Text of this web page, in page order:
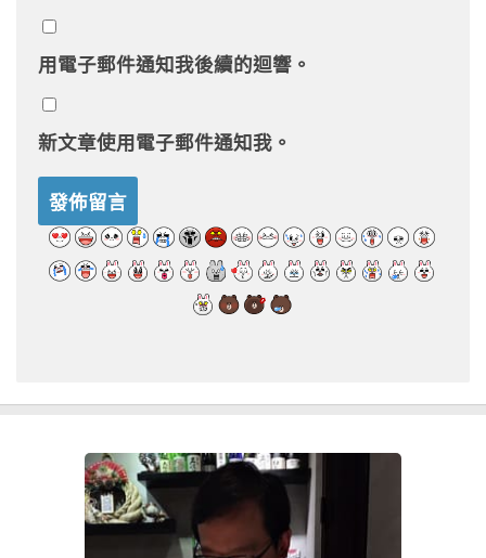
用電子郵件通知我後續的迴響。
新文章使用電子郵件通知我。